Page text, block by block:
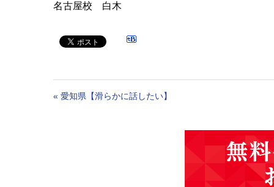
名古屋校 白木
« 愛知県【滑らかに話したい】